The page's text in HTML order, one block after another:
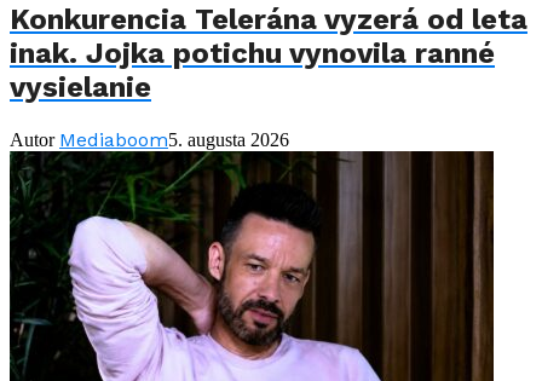
Konkurencia Telerána vyzerá od leta
inak. Jojka potichu vynovila ranné
vysielanie
Autor Mediaboom5. augusta 2026